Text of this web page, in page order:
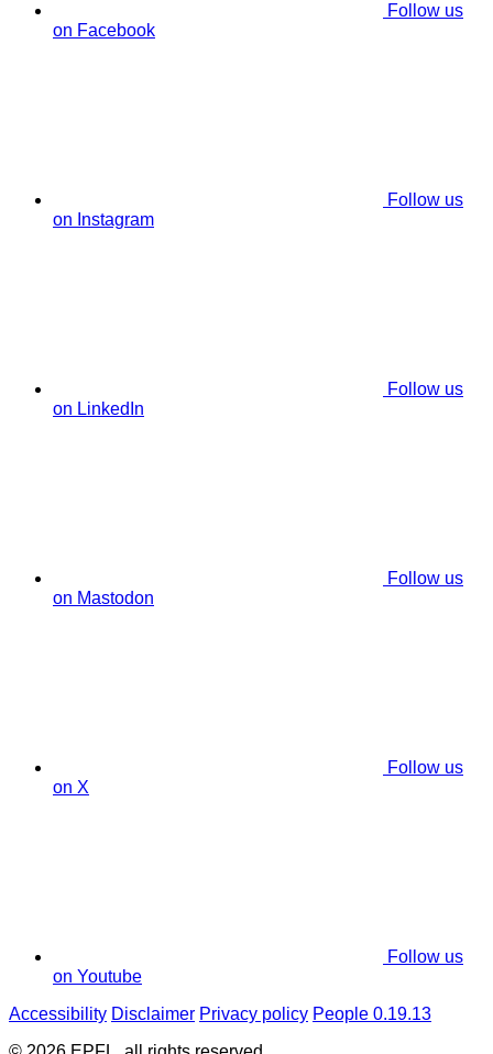
Follow us
on Facebook
Follow us
on Instagram
Follow us
on LinkedIn
Follow us
on Mastodon
Follow us
on X
Follow us
on Youtube
Accessibility Disclaimer Privacy policy People 0.19.13